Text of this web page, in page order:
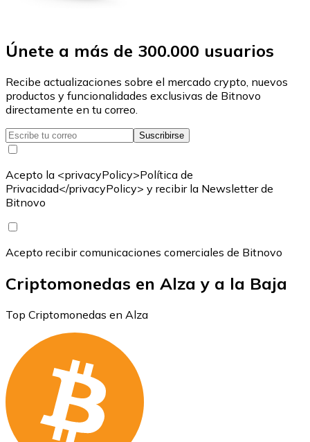
Únete a más de 300.000 usuarios
Recibe actualizaciones sobre el mercado crypto, nuevos
productos y funcionalidades exclusivas de Bitnovo
directamente en tu correo.
Suscribirse
Acepto la <privacyPolicy>Política de
Privacidad</privacyPolicy> y recibir la Newsletter de
Bitnovo
Acepto recibir comunicaciones comerciales de Bitnovo
Criptomonedas en Alza y a la Baja
Top Criptomonedas en Alza